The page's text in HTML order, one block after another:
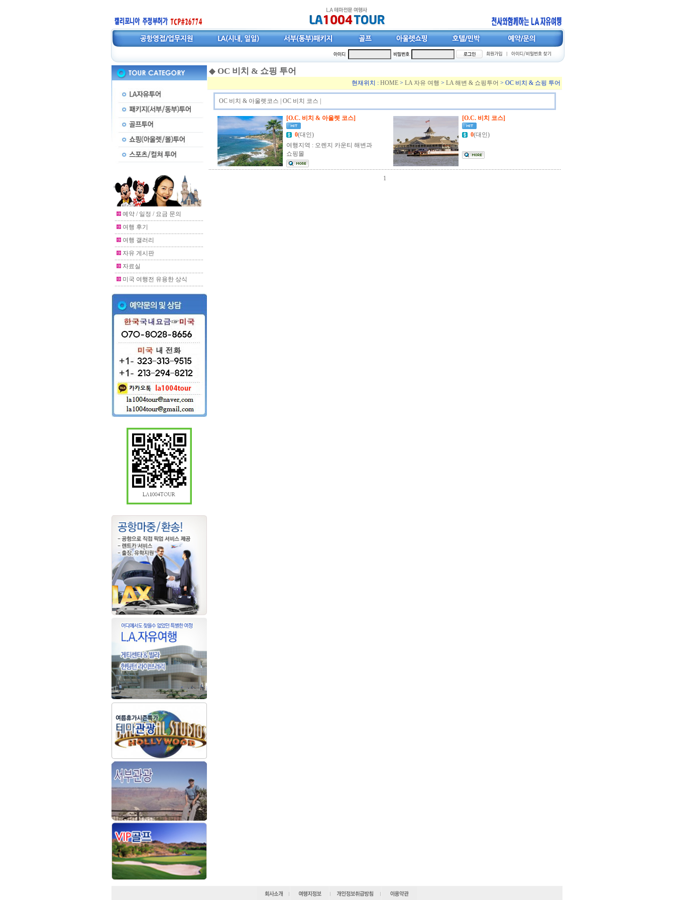
예약 / 일정 / 요금 문의
여행 후기
여행 갤러리
자유 게시판
자료실
미국 여행전 유용한 상식
◆ OC 비치 & 쇼핑 투어
현재위치 : HOME> LA 자유 여행 > LA 해변 & 쇼핑투어 > OC 비치 & 쇼핑 투어
OC 비치 & 아울렛코스 OC 비치 코스
[O.C. 비치 & 아울렛 코스]
0(대인)
여행지역 : 오렌지 카운티 해변과
쇼핑몰
[O.C. 비치 코스]
0(대인)
1